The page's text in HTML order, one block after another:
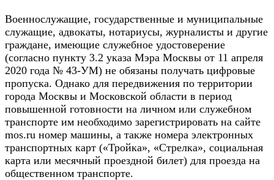
Военнослужащие, государственные и муниципальные
служащие, адвокаты, нотариусы, журналисты и другие
граждане, имеющие служебное удостоверение
(согласно пункту 3.2 указа Мэра Москвы от 11 апреля
2020 года № 43-УМ) не обязаны получать цифровые
пропуска. Однако для передвижения по территории
города Москвы и Московской области в период
повышенной готовности на личном или служебном
транспорте им необходимо зарегистрировать на сайте
mos.ru номер машины, а также номера электронных
транспортных карт («Тройка», «Стрелка», социальная
карта или месячный проездной билет) для проезда на
общественном транспорте.